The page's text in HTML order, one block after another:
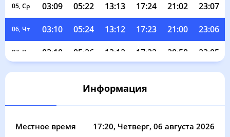
05, Ср 03:09 05:22 13:13 17:24 21:02 23:07
06, Чт 03:10 05:24 13:12 17:23 21:00 23:06
07, Пт 03:10 05:26 13:12 17:22 20:58 23:05
03:11 05:28 13:12 17:21 20:56 23:04
13:12 17:19 23:01
Информация
Местное время 17:20, Четверг, 06 августа 2026